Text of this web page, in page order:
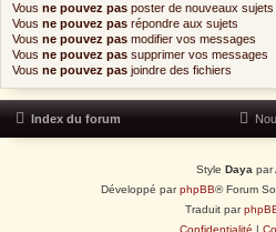
Vous ne pouvez pas poster de nouveaux sujets
Vous ne pouvez pas répondre aux sujets
Vous ne pouvez pas modifier vos messages
Vous ne pouvez pas supprimer vos messages
Vous ne pouvez pas joindre des fichiers
Index du forum
Style Daya par
Développé parphpBB® Forum
Traduit par